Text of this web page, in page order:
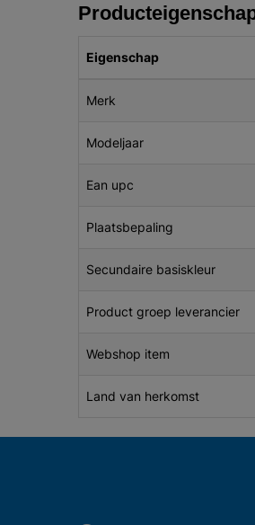
Eigenschap
Merk
Modeljaar
Ean upc
Plaatsbepaling
Secundaire basiskleur
Product groep leverancier
Webshop item
Land van herkomst